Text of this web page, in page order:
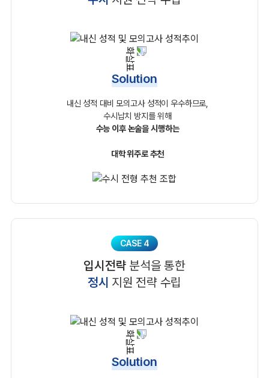
Solution
내신 성적 대비 모의고사 성적이 우수하므로,
수시납치 방지를 위해
수능 이후 논술을 시행하는
대학 위주로 추천
CASE 4
입시전략 분석을 통한
정시 지원 전략 수립
Solution